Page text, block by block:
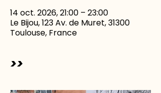
14 oct. 2026, 21:00 – 23:00
Le Bijou, 123 Av. de Muret, 31300
Toulouse, France
>>